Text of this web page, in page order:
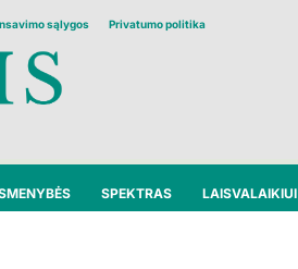
sąlygos Privatumo politika
SPEKTRAS LAISVALAIKIUI